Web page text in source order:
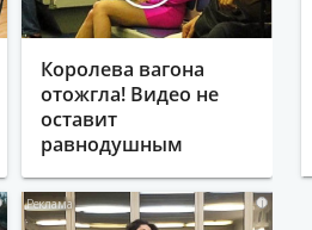
Королева вагона
отожгла! Видео не
оставит
равнодушным
i